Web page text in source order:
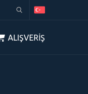
ALIŞVERİŞ